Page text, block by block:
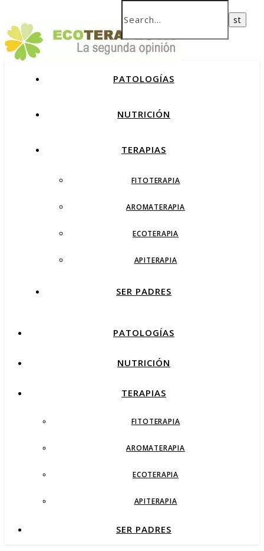
PATOLOGÍAS
NUTRICIÓN
TERAPIAS
FITOTERAPIA
AROMATERAPIA
ECOTERAPIA
APITERAPIA
SER PADRES
PATOLOGÍAS
NUTRICIÓN
TERAPIAS
FITOTERAPIA
AROMATERAPIA
ECOTERAPIA
APITERAPIA
SER PADRES